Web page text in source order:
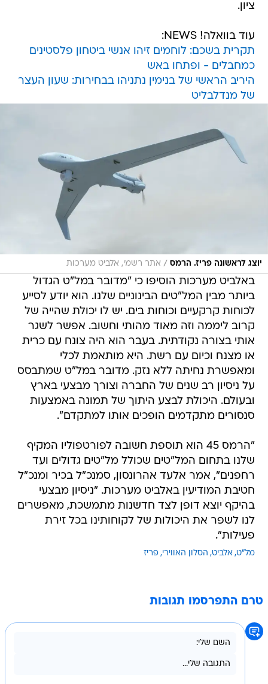
ציון.
עוד בוואלה! NEWS:
תקרית בשכם: לוחמים זיהו אנשי ביטחון פלסטינים
כמחבלים - ופתחו באש
היריב הראשי של בנימין נתניהו בבחירות: שעון העצר
של מנדלבליט
יוצג לראשונה פריז. הרמס / אתר רשמי, אלביט מערכות
באלביט מערכות הוסיפו כי "מדובר במל"ט הגדול
ביותר מבין המל"טים הבינוניים שלנו. הוא יודע לסייע
לכוחות קרקעיים וכוחות בים. יש לו יכולת שהייה של
קרוב ליממה וזה מאוד מהותי וחשוב. אפשר לשגר
אותי בצורה נקודתית. בעבר הוא היה צונח עם כרית
או מצנח וכיום עם רשת. היא מותאמת לכלי
ומאפשרת נחיתה ללא נזק. מדובר במל"ט שמתבסס
על ניסיון רב שנים של החברה וצורך מבצעי בארץ
ובעולם. היכולת לבצע היתוך של תמונה באמצעות
סנסורים מתקדמים הופכים אותו למתקדם".
"הרמס 45 הוא תוספת חשובה לפורטפוליו המקיף
שלנו בתחום המל"טים שכולל מל"טים גדולים ועד
רחפנים", אמר אלעד אהרונסון, סמנכ"ל בכיר ומנכ"ל
חטיבת המודיעין באלביט מערכות. "ניסיון מבצעי
בהיקף יוצא דופן לצד חדשנות מתמשכת, מאפשרים
לנו לשפר את היכולות של לקוחותינו בכל זירת
פעילות".
מל"ט אלביט הסלון האווירי פריז
טרם התפרסמו תגובות